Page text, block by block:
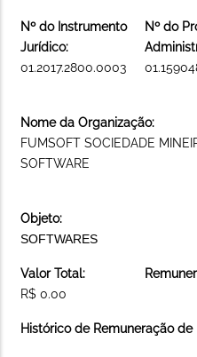
Nº do Instrumento
Jurídico:
01.2017.2800.0003
Nº do
Nome da Organização:
FUMSOFT SOCIEDADE
SOFTWARE
Objeto:
SOFTWARES
Valor Total:
R$ 0.00
Histórico de Remuneração